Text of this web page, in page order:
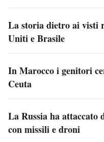
La storia dietro ai visti
Uniti e Brasile
In Marocco i genitori
Ceuta
La Russia ha attaccato
con missili e droni